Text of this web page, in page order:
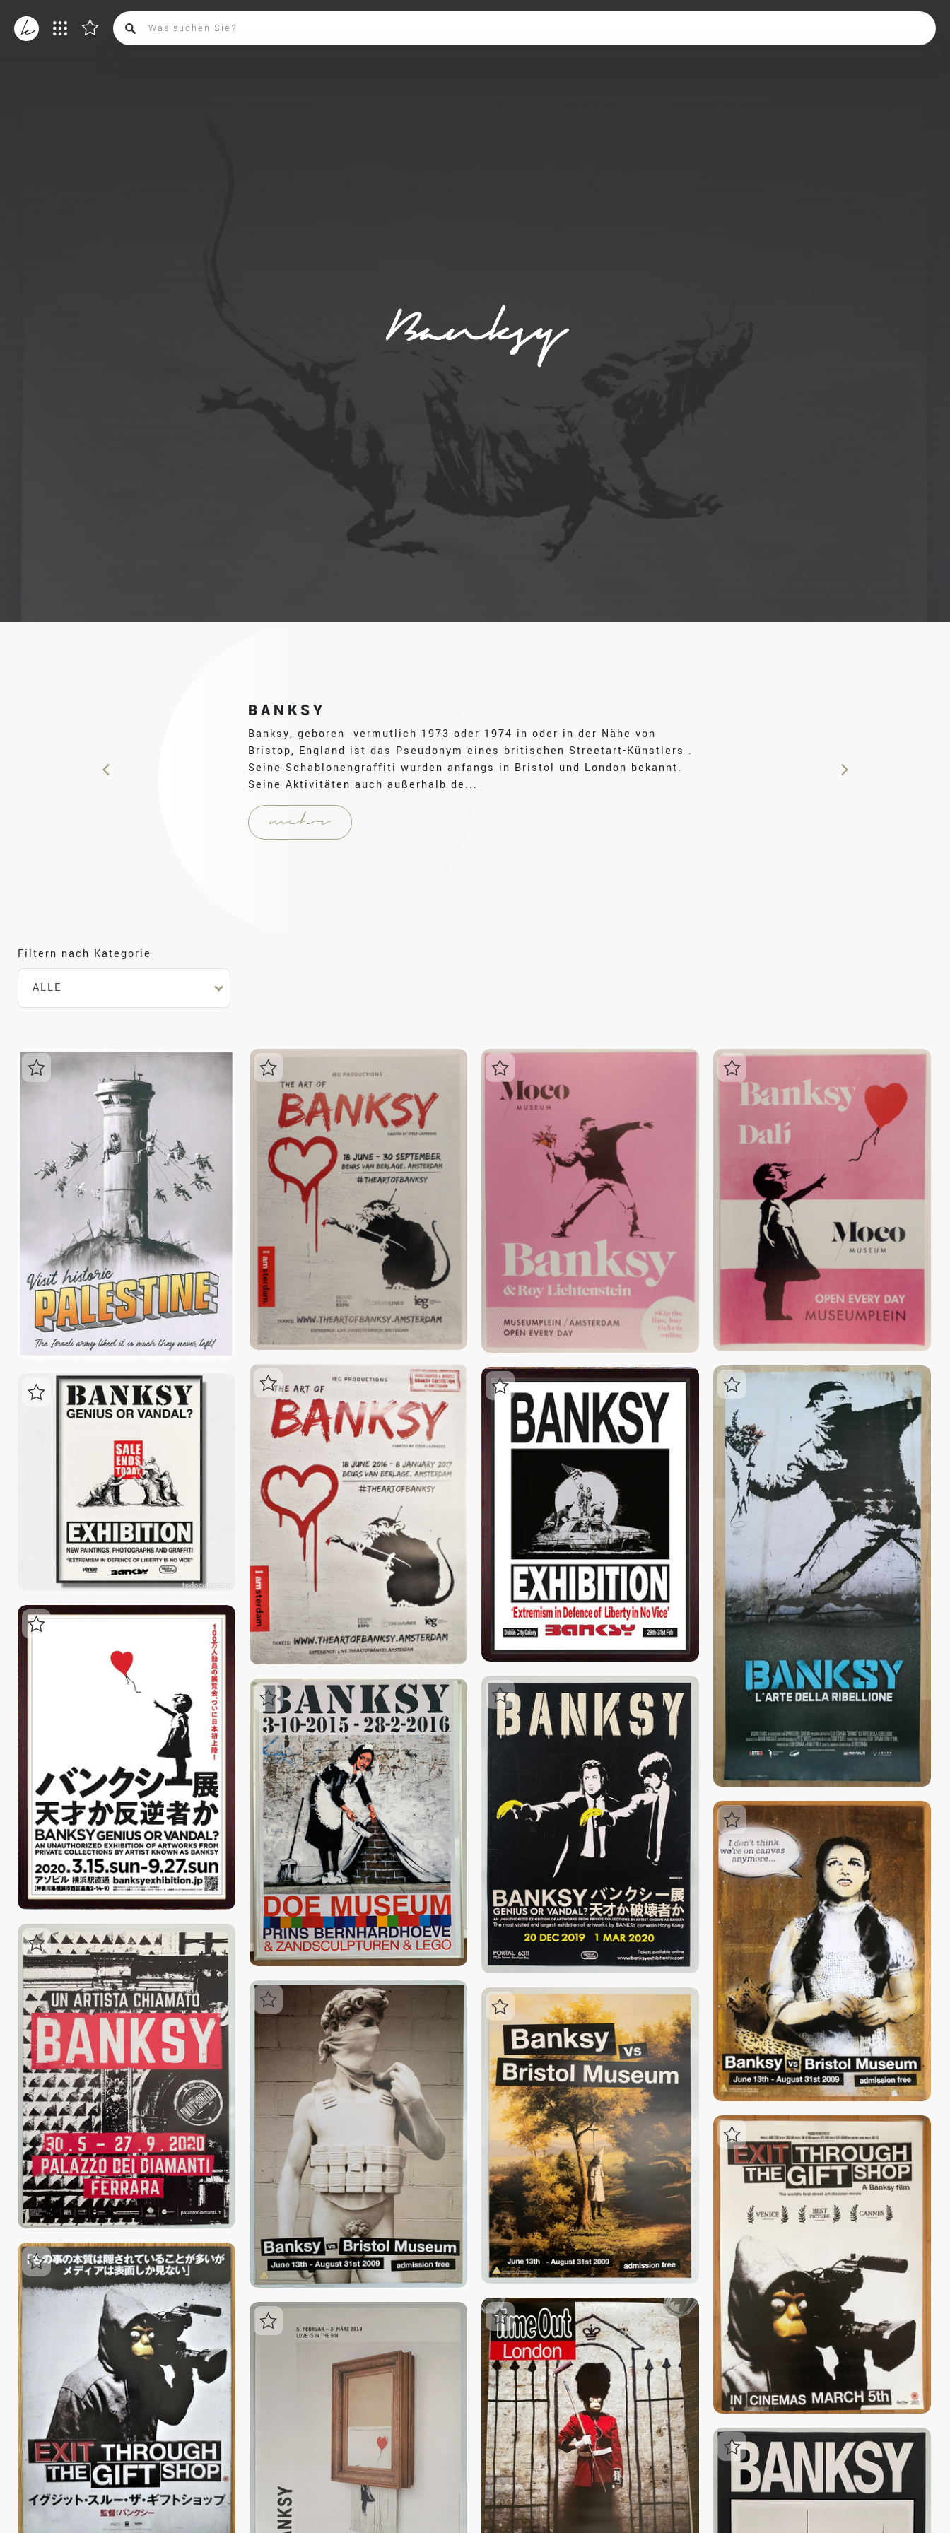
Banksy
BANKSY
Banksy, geboren vermutlich 1973 oder 1974 in oder in der Nähe von
Bristop, England ist das Pseudonym eines britischen Streetart-Künstlers .
Seine Schablonengraffiti wurden anfangs in Bristol und London bekannt.
Seine Aktivitäten auch außerhalb de...
mehr
Filtern nach Kategorie
ALLE
Login